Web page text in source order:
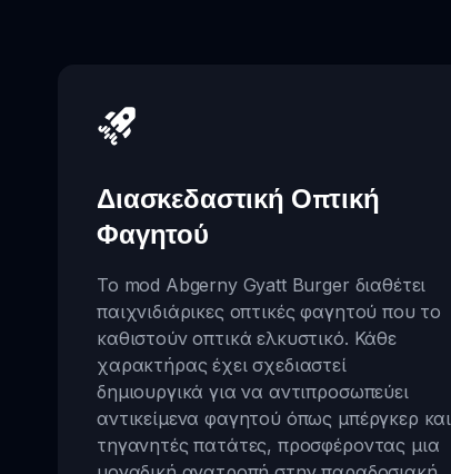
Διασκεδαστική Οπτική
Φαγητού
Το mod Abgerny Gyatt Burger διαθέτει
παιχνιδιάρικες οπτικές φαγητού που το
καθιστούν οπτικά ελκυστικό. Κάθε
χαρακτήρας έχει σχεδιαστεί
δημιουργικά για να αντιπροσωπεύει
αντικείμενα φαγητού όπως μπέργκερ και
τηγανητές πατάτες, προσφέροντας μια